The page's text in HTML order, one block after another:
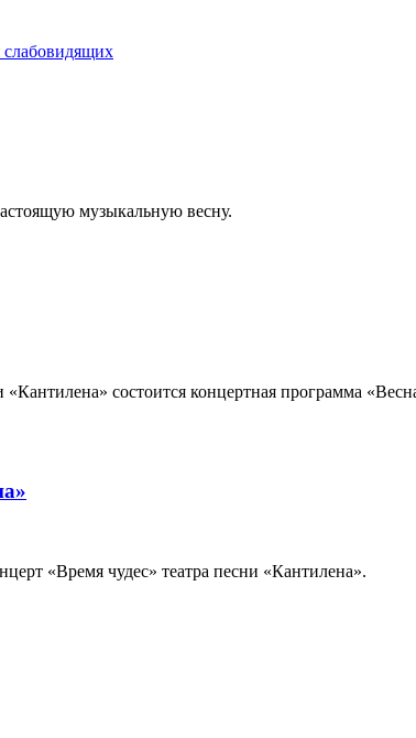
слабовидящих
музыкальную весну.
состоится концертная программа
«Время чудес» театра песни «Кантилена».